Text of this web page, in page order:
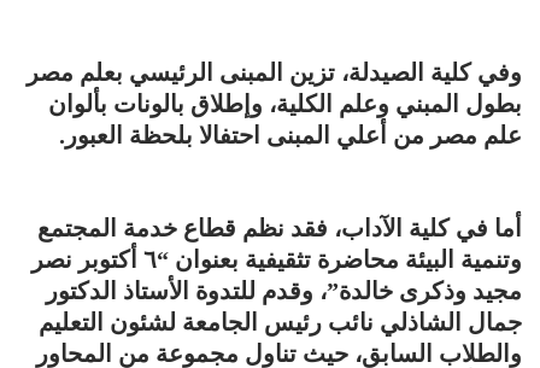
وفي كلية الصيدلة، تزين المبنى الرئيسي بعلم مصر
بطول المبني وعلم الكلية، وإطلاق بالونات بألوان
علم مصر من أعلي المبنى احتفالا بلحظة العبور.
أما في كلية الآداب، فقد نظم قطاع خدمة المجتمع
وتنمية البيئة محاضرة تثقيفية بعنوان “٦ أكتوبر نصر
مجيد وذكرى خالدة”، وقدم للتدوة الأستاذ الدكتور
جمال الشاذلي نائب رئيس الجامعة لشئون التعليم
والطلاب السابق، حيث تناول مجموعة من المحاور